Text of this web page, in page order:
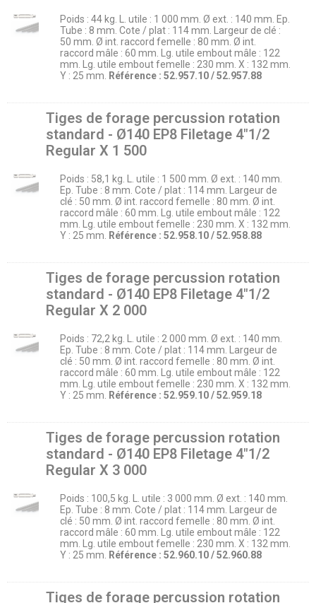
Poids : 44 kg. L. utile : 1 000 mm. Ø ext. : 140 mm. Ep.
Tube : 8 mm. Cote / plat : 114 mm. Largeur de clé :
50 mm. Ø int. raccord femelle : 80 mm. Ø int.
raccord mâle : 60 mm. Lg. utile embout mâle : 122
mm. Lg. utile embout femelle : 230 mm. X : 132 mm.
Y : 25 mm.
Référence : 52.957.10 / 52.957.88
Tiges de forage percussion rotation
standard - Ø140 EP8 Filetage 4″1/2
Regular X 1 500
Poids : 58,1 kg. L. utile : 1 500 mm. Ø ext. : 140 mm.
Ep. Tube : 8 mm. Cote / plat : 114 mm. Largeur de
clé : 50 mm. Ø int. raccord femelle : 80 mm. Ø int.
raccord mâle : 60 mm. Lg. utile embout mâle : 122
mm. Lg. utile embout femelle : 230 mm. X : 132 mm.
Y : 25 mm.
Référence : 52.958.10 / 52.958.88
Tiges de forage percussion rotation
standard - Ø140 EP8 Filetage 4″1/2
Regular X 2 000
Poids : 72,2 kg. L. utile : 2 000 mm. Ø ext. : 140 mm.
Ep. Tube : 8 mm. Cote / plat : 114 mm. Largeur de
clé : 50 mm. Ø int. raccord femelle : 80 mm. Ø int.
raccord mâle : 60 mm. Lg. utile embout mâle : 122
mm. Lg. utile embout femelle : 230 mm. X : 132 mm.
Y : 25 mm.
Référence : 52.959.10 / 52.959.18
Tiges de forage percussion rotation
standard - Ø140 EP8 Filetage 4″1/2
Regular X 3 000
Poids : 100,5 kg. L. utile : 3 000 mm. Ø ext. : 140 mm.
Ep. Tube : 8 mm. Cote / plat : 114 mm. Largeur de
clé : 50 mm. Ø int. raccord femelle : 80 mm. Ø int.
raccord mâle : 60 mm. Lg. utile embout mâle : 122
mm. Lg. utile embout femelle : 230 mm. X : 132 mm.
Y : 25 mm.
Référence : 52.960.10 / 52.960.88
Tiges de forage percussion rotation